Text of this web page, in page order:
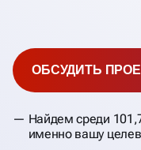
Найдем среди
именно вашу
ОБСУДИТЬ